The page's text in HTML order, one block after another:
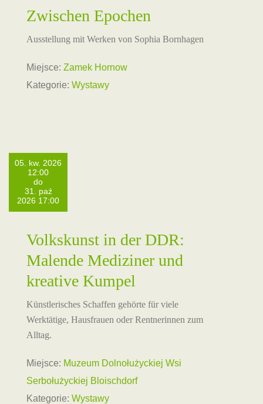
Zwischen Epochen
Ausstellung mit Werken von Sophia Bornhagen
Miejsce: Zamek Hornow
Kategorie: Wystawy
05. kw. 2026
12:00
do
31. paź
2026 17:00
Volkskunst in der DDR:
Malende Mediziner und
kreative Kumpel
Künstlerisches Schaffen gehörte für viele
Werktätige, Hausfrauen oder Rentnerinnen zum
Alltag.
Miejsce: Muzeum Dolnołużyckiej Wsi
Serbołużyckiej Bloischdorf
Kategorie: Wystawy